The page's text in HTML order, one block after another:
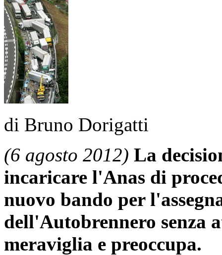
di Bruno Dorigatti
(6 agosto 2012) La
incaricare l'Anas di
nuovo bando per
dell'Autobrennero senza
meraviglia e preoccupa.